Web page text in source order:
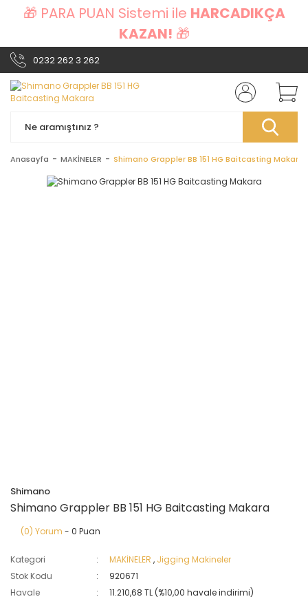
🎁 PARA PUAN Sistemi ile HARCADIKÇA
KAZAN! 🎁
0232 262 3 262
Anasayfa MAKİNELER Shimano Grappler BB 151 HG Baitcasting Makara
Shimano
Shimano Grappler BB 151 HG Baitcasting Makara
(0) Yorum - 0 Puan
Kategori MAKİNELER , Jigging Makineler
Stok Kodu
920671
Havale
11.210,68 TL (%10,00 havale indirimi)